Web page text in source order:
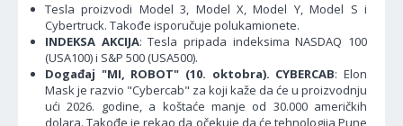
Tesla proizvodi Model 3, Model X, Model Y, Model S i
Cybertruck. Takođe isporučuje polukamionete.
INDEKSA AKCIJA: Tesla pripada indeksima NASDAQ 100
(USA100) i S&P 500 (USA500).
Događaj "MI, ROBOT" (10. oktobra). CYBERCAB: Elon
Mask je razvio "Cybercab" za koji kaže da će u proizvodnju
ući 2026. godine, a koštaće manje od 30.000 američkih
dolara. Takođe je rekao da očekuje da će tehnologija Pune